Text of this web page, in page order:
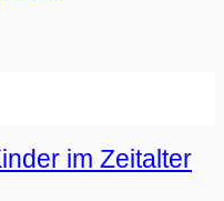
im Zeitalter